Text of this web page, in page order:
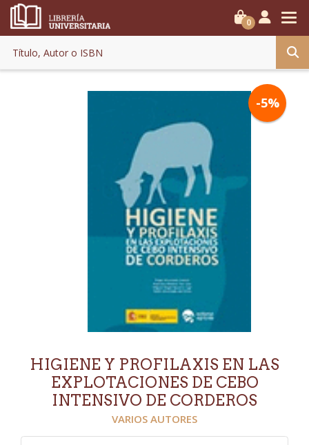
0
-5%
HIGIENE Y PROFILAXIS EN LAS
EXPLOTACIONES DE CEBO
INTENSIVO DE CORDEROS
VARIOS AUTORES